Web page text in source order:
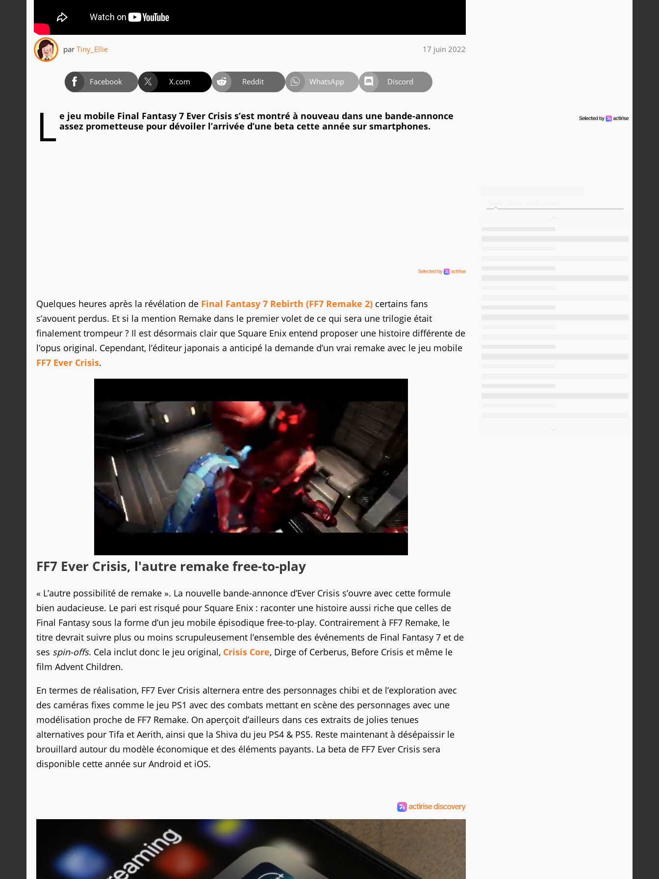
par Tiny_Ellie 17 juin 2022
Facebook X.com Reddit WhatsApp Discord
L e jeu mobile Final Fantasy 7 Ever Crisis s’est montré à nouveau dans une bande-annonce
assez prometteuse pour dévoiler l’arrivée d’une beta cette année sur smartphones.
Quelques heures après la révélation de Final Fantasy 7 Rebirth (FF7 Remake 2) certains fans
s’avouent perdus. Et si la mention Remake dans le premier volet de ce qui sera une trilogie était
finalement trompeur ? Il est désormais clair que Square Enix entend proposer une histoire différente de
l’opus original. Cependant, l’éditeur japonais a anticipé la demande d’un vrai remake avec le jeu mobile
FF7 Ever Crisis.
FF7 Ever Crisis, l'autre remake free-to-play
« L’autre possibilité de remake ». La nouvelle bande-annonce d’Ever Crisis s’ouvre avec cette formule
bien audacieuse. Le pari est risqué pour Square Enix : raconter une histoire aussi riche que celles de
Final Fantasy sous la forme d’un jeu mobile épisodique free-to-play. Contrairement à FF7 Remake, le
titre devrait suivre plus ou moins scrupuleusement l’ensemble des événements de Final Fantasy 7 et de
ses spin-offs. Cela inclut donc le jeu original, Crisis Core, Dirge of Cerberus, Before Crisis et même le
film Advent Children.
En termes de réalisation, FF7 Ever Crisis alternera entre des personnages chibi et de l’exploration avec
des caméras fixes comme le jeu PS1 avec des combats mettant en scène des personnages avec une
modélisation proche de FF7 Remake. On aperçoit d’ailleurs dans ces extraits de jolies tenues
alternatives pour Tifa et Aerith, ainsi que la Shiva du jeu PS4 & PS5. Reste maintenant à désépaissir le
brouillard autour du modèle économique et des éléments payants. La beta de FF7 Ever Crisis sera
disponible cette année sur Android et iOS.